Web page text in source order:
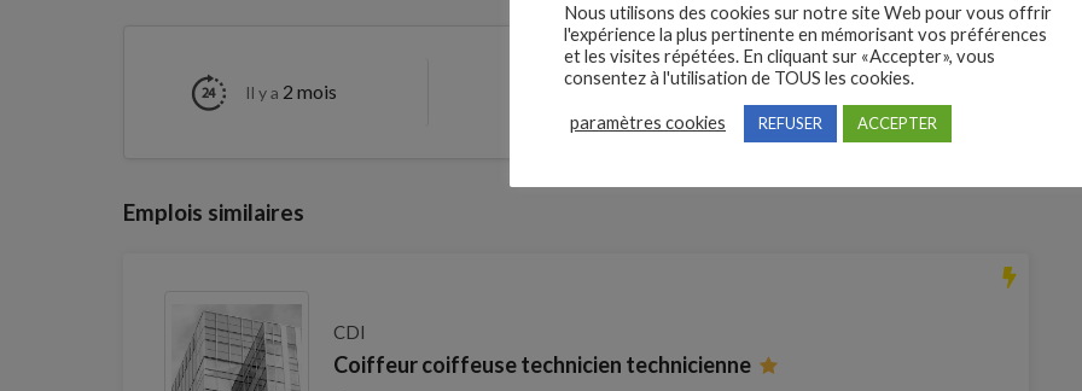
Il y a 2 mois Postuler sur jobcoiffure.fr
Emplois similaires
CDI
Coiffeur coiffeuse technicien technicienne
Nous utilisons des cookies sur notre site Web pour vous offrir
l'expérience la plus pertinente en mémorisant vos préférences
et les visites répétées. En cliquant sur «Accepter», vous
consentez à l'utilisation de TOUS les cookies.
paramètres cookies REFUSER ACCEPTER